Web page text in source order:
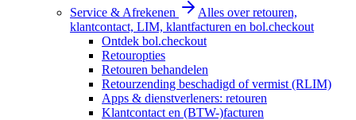
Service & Afrekenen
Alles over retouren,
klantcontact, LIM, klantfacturen en bol.checkout
Ontdek bol.checkout
Retouropties
Retouren behandelen
Retourzending beschadigd of vermist (RLIM)
Apps & dienstverleners: retouren
Klantcontact en (BTW-)facturen